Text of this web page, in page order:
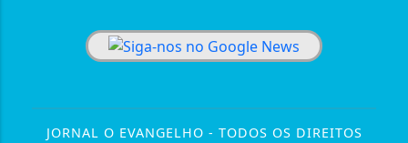
JORNAL O EVANGELHO - TODOS OS DIREITOS
experiência de navegação. Ao continuar o acesso,
entendemos que você concorda com nossos Termos
CLICANDO AQUI